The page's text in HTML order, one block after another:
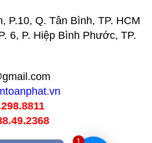
P.10, Q. Tân Bình, TP. HCM
6, P. Hiệp Bình Phước, TP.